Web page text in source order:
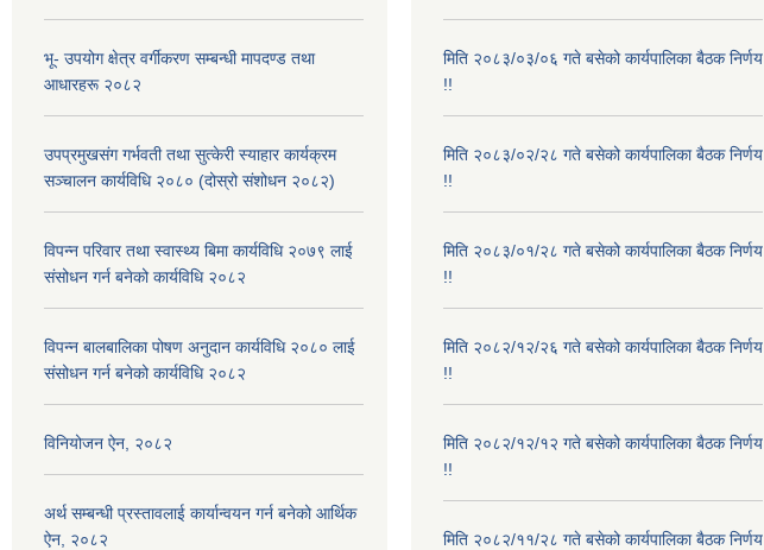
भू- उपयोग क्षेत्र वर्गीकरण सम्बन्धी मापदण्ड तथा
आधारहरू २०८२
उपप्रमुखसंग गर्भवती तथा सुत्केरी स्याहार कार्यक्रम
सञ्चालन कार्यविधि २०८० (दोस्रो संशोधन २०८२)
विपन्न परिवार तथा स्वास्थ्य बिमा कार्यविधि २०७९ लाई
संसोधन गर्न बनेको कार्यविधि २०८२
विपन्न बालबालिका पोषण अनुदान कार्यविधि २०८० लाई
संसोधन गर्न बनेको कार्यविधि २०८२
विनियोजन ऐन, २०८२
अर्थ सम्बन्धी प्रस्तावलाई कार्यान्वयन गर्न बनेको आर्थिक
ऐन, २०८२
मिति २०८३/०३/०६ गते बसेको कार्यपालिका बैठक निर्णय
!!
मिति २०८३/०२/२८ गते बसेको कार्यपालिका बैठक निर्णय
!!
मिति २०८३/०१/२८ गते बसेको कार्यपालिका बैठक निर्णय
!!
मिति २०८२/१२/२६ गते बसेको कार्यपालिका बैठक निर्णय
!!
मिति २०८२/१२/१२ गते बसेको कार्यपालिका बैठक निर्णय
!!
मिति २०८२/११/२८ गते बसेको कार्यपालिका बैठक निर्णय